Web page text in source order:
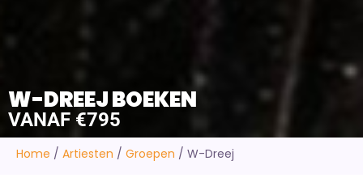
VANAF €795
W-DREEJ BOEKEN
Home / Artiesten / Groepen / W-Dreej